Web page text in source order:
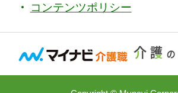
コンテンツポリシー